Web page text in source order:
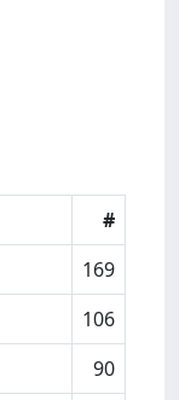
#
169
106
90